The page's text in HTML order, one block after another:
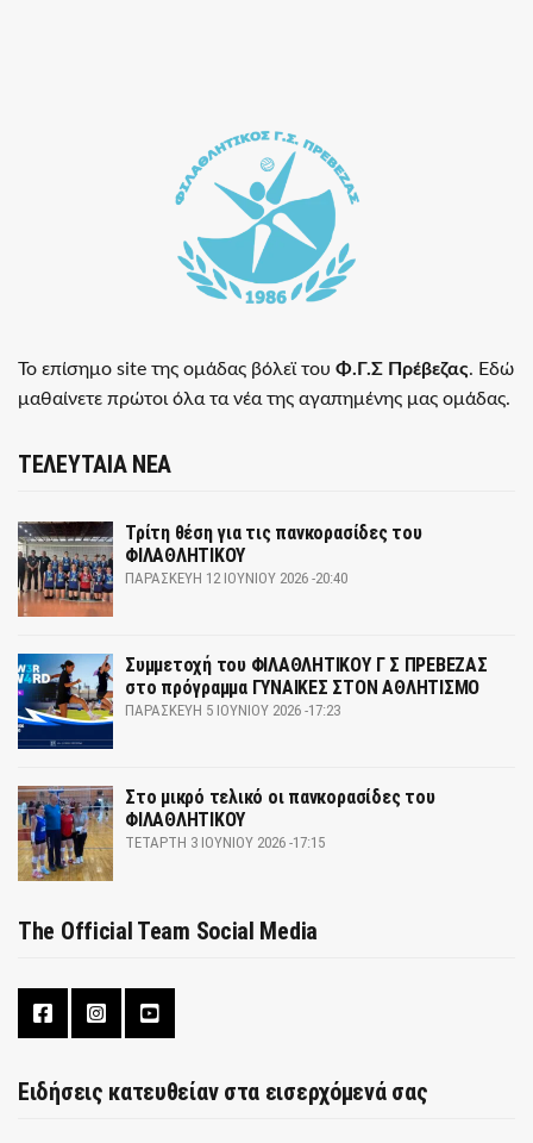
Το επίσημο site της ομάδας βόλεϊ του Φ.Γ.Σ Πρέβεζας. Εδώ
μαθαίνετε πρώτοι όλα τα νέα της αγαπημένης μας ομάδας.
ΤΕΛΕΥΤΑΙΑ ΝΕΑ
Τρίτη θέση για τις πανκορασίδες του
ΦΙΛΑΘΛΗΤΙΚΟΥ
ΠΑΡΑΣΚΕΥΉ 12 ΙΟΥΝΊΟΥ 2026 -20:40
Συμμετοχή του ΦΙΛΑΘΛΗΤΙΚΟΥ Γ Σ ΠΡΕΒΕΖΑΣ
στο πρόγραμμα ΓΥΝΑΙΚΕΣ ΣΤΟΝ ΑΘΛΗΤΙΣΜΟ
ΠΑΡΑΣΚΕΥΉ 5 ΙΟΥΝΊΟΥ 2026 -17:23
Στο μικρό τελικό οι πανκορασίδες του
ΦΙΛΑΘΛΗΤΙΚΟΥ
ΤΕΤΆΡΤΗ 3 ΙΟΥΝΊΟΥ 2026 -17:15
The Official Team Social Media
Ειδήσεις κατευθείαν στα εισερχόμενά σας